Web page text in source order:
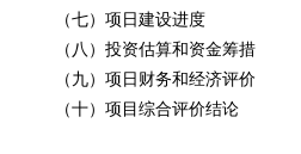
（七）项日建设进度
（八）投资估算和资金筹措
（九）项日财务和经济评价
（十）项目综合评价结论